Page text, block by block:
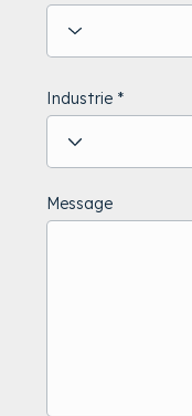
Industrie
Message